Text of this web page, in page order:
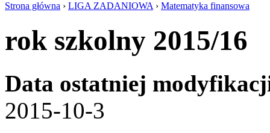
Strona główna › LIGA ZADANIOWA › Matematyka finansowa
rok szkolny 2015/16
Data ostatniej
2015-10-3